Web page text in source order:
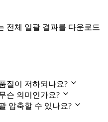
전체 일괄 결과를 다운로드
질이 저하되나요?
슨 의미인가요?
압축할 수 있나요?